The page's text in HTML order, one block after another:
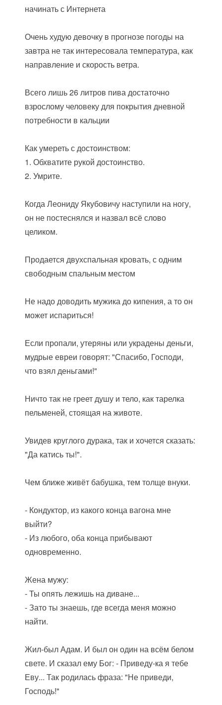
начинать с Интернета
Очень худую девочку в прогнозе погоды на
завтра не так интересовала температура, как
направление и скорость ветра.
Всего лишь 26 литров пива достаточно
взрослому человеку для покрытия дневной
потребности в кальции
Как умереть с достоинством:
1. Обхватите рукой достоинство.
2. Умрите.
Когда Леониду Якубовичу наступили на ногу,
он не постеснялся и назвал всё слово
целиком.
Продается двухспальная кровать, с одним
свободным спальным местом
Не надо доводить мужика до кипения, а то он
может испариться!
Если пропали, утеряны или украдены деньги,
мудрые евреи говорят: "Спасибо, Господи,
что взял деньгами!"
Ничто так не греет душу и тело, как тарелка
пельменей, стоящая на животе.
Увидев круглого дурака, так и хочется сказать:
"Да катись ты!".
Чем ближе живёт бабушка, тем толще внуки.
- Кондуктор, из какого конца вагона мне
выйти?
- Из любого, оба конца прибывают
одновременно.
Жена мужу:
- Ты опять лежишь на диване...
- Зато ты знаешь, где всегда меня можно
найти.
Жил-был Адам. И был он один на всём белом
свете. И сказал ему Бог: - Приведу-ка я тебе
Еву... Так родилась фраза: "Не приведи,
Господь!"